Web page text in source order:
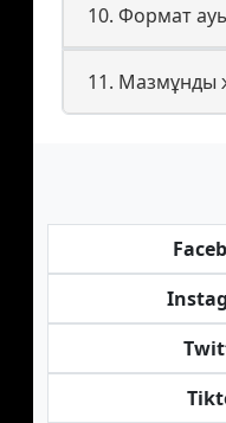
10. Формат
11. Мазмұнды